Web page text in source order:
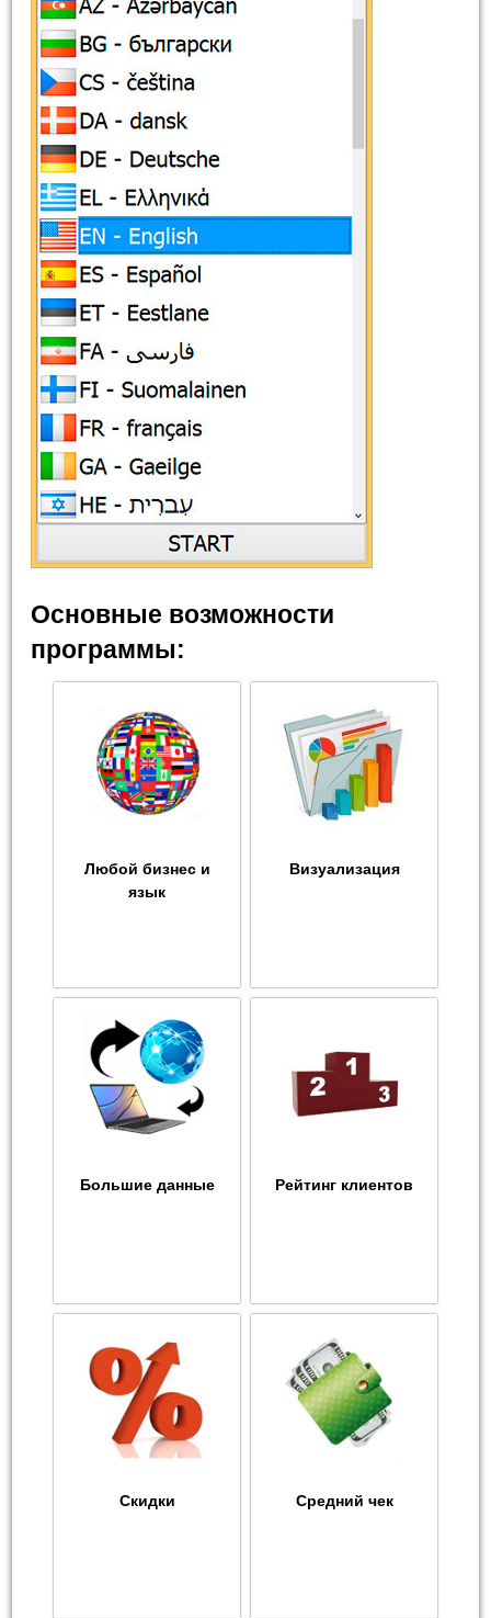
Основные возможности
программы:
Любой бизнес и
язык
Визуализация
Большие данные Рейтинг клиентов
Скидки Средний чек